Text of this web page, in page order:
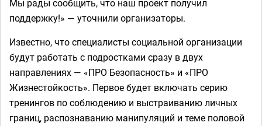
Мы рады сообщить, что наш проект получил
поддержку!» — уточнили организаторы.
Известно, что специалисты социальной организации
будут работать с подростками сразу в двух
направлениях — «ПРО Безопасность» и «ПРО
Жизнестойкость». Первое будет включать серию
тренингов по соблюдению и выстраиванию личных
границ, распознаванию манипуляций и теме половой